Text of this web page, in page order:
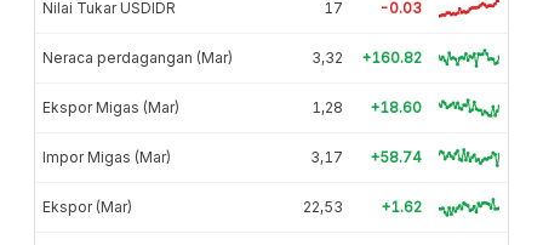
Nilai Tukar USDIDR 17 -0.03
Neraca perdagangan (Mar) 3,32 +160.82
Ekspor Migas (Mar) 1,28 +18.60
Impor Migas (Mar) 3,17 +58.74
Ekspor (Mar) 22,53 +1.62